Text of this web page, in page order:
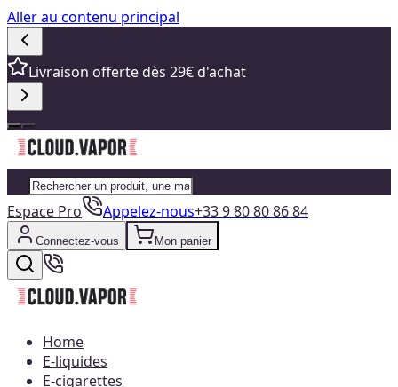
Aller au contenu principal
Livraison offerte dès 29€ d'achat
Espace Pro Appelez-nous+33 9 80 80 86 84
Connectez-vous Mon panier
Home
E-liquides
E-cigarettes